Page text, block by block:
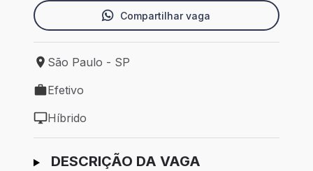
Compartilhar vaga
Local de trabalho: São Paulo - SP
São Paulo - SP
Tipo de vaga: Efetivo
Efetivo
Modelo de trabalho: Híbrido
Híbrido
Ir para candidatura
DESCRIÇÃO DA VAGA